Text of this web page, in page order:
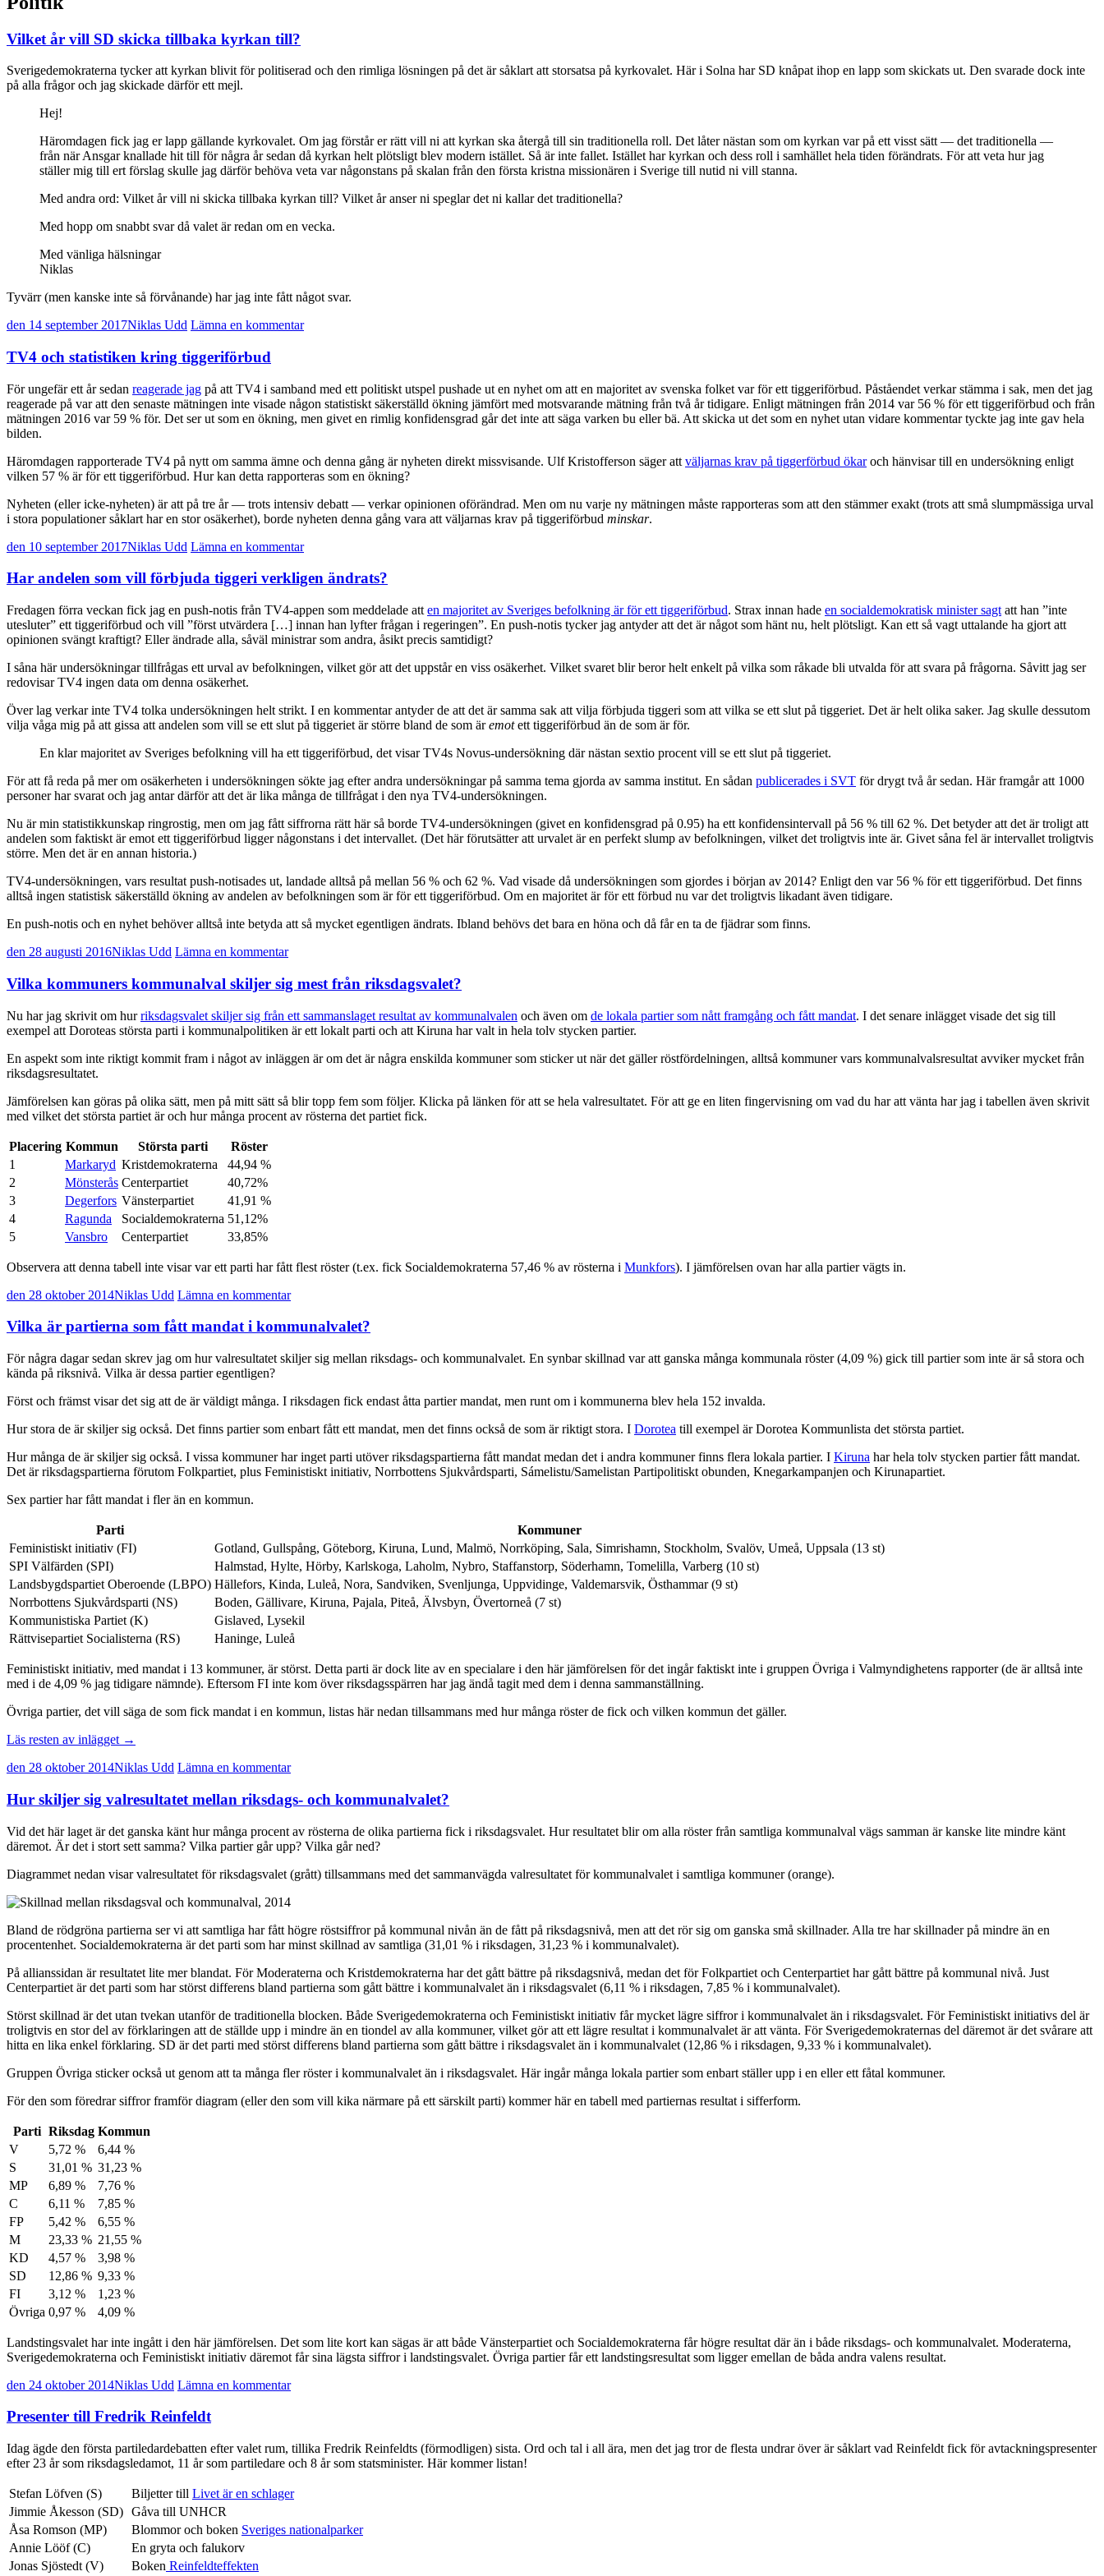
Vilket år vill SD skicka tillbaka kyrkan till?
Sverigedemokraterna tycker att kyrkan blivit för politiserad och den rimliga lösningen på det är såklart att storsatsa på kyrkovalet. Här i Solna har SD knåpat ihop en lapp som skickats ut. Den svarade dock inte
på alla frågor och jag skickade därför ett mejl.
Hej!
Häromdagen fick jag er lapp gällande kyrkovalet. Om jag förstår er rätt vill ni att kyrkan ska återgå till sin traditionella roll. Det låter nästan som om kyrkan var på ett visst sätt — det traditionella —
från när Ansgar knallade hit till för några år sedan då kyrkan helt plötsligt blev modern istället. Så är inte fallet. Istället har kyrkan och dess roll i samhället hela tiden förändrats. För att veta hur jag
ställer mig till ert förslag skulle jag därför behöva veta var någonstans på skalan från den första kristna missionären i Sverige till nutid ni vill stanna.
Med andra ord: Vilket år vill ni skicka tillbaka kyrkan till? Vilket år anser ni speglar det ni kallar det traditionella?
Med hopp om snabbt svar då valet är redan om en vecka.
Med vänliga hälsningar
Niklas
Tyvärr (men kanske inte så förvånande) har jag inte fått något svar.
den 14 september 2017Niklas Udd Lämna en kommentar
TV4 och statistiken kring tiggeriförbud
För ungefär ett år sedan reagerade jag på att TV4 i samband med ett politiskt utspel pushade ut en nyhet om att en majoritet av svenska folket var för ett tiggeriförbud. Påståendet verkar stämma i sak, men det jag
reagerade på var att den senaste mätningen inte visade någon statistiskt säkerställd ökning jämfört med motsvarande mätning från två år tidigare. Enligt mätningen från 2014 var 56 % för ett tiggeriförbud och från
mätningen 2016 var 59 % för. Det ser ut som en ökning, men givet en rimlig konfidensgrad går det inte att säga varken bu eller bä. Att skicka ut det som en nyhet utan vidare kommentar tyckte jag inte gav hela
bilden.
Häromdagen rapporterade TV4 på nytt om samma ämne och denna gång är nyheten direkt missvisande. Ulf Kristofferson säger att väljarnas krav på tiggerförbud ökaroch hänvisar till en undersökning enligt
vilken 57 % är för ett tiggeriförbud. Hur kan detta rapporteras som en ökning?
Nyheten (eller icke-nyheten) är att på tre år — trots intensiv debatt — verkar opinionen oförändrad. Men om nu varje ny mätningen måste rapporteras som att den stämmer exakt (trots att små slumpmässiga urval
i stora populationer såklart har en stor osäkerhet), borde nyheten denna gång vara att väljarnas krav på tiggeriförbud minskar.
den 10 september 2017Niklas Udd Lämna en kommentar
Har andelen som vill förbjuda tiggeri verkligen ändrats?
Fredagen förra veckan fick jag en push-notis från TV4-appen som meddelade att en majoritet av Sveriges befolkning är för ett tiggeriförbud. Strax innan hade en socialdemokratisk minister sagt att han ”inte
utesluter” ett tiggeriförbud och vill ”först utvärdera […] innan han lyfter frågan i regeringen”. En push-notis tycker jag antyder att det är något som hänt nu, helt plötsligt. Kan ett så vagt uttalande ha gjort att
opinionen svängt kraftigt? Eller ändrade alla, såväl ministrar som andra, åsikt precis samtidigt?
I såna här undersökningar tillfrågas ett urval av befolkningen, vilket gör att det uppstår en viss osäkerhet. Vilket svaret blir beror helt enkelt på vilka som råkade bli utvalda för att svara på frågorna. Såvitt jag ser
redovisar TV4 ingen data om denna osäkerhet.
Över lag verkar inte TV4 tolka undersökningen helt strikt. I en kommentar antyder de att det är samma sak att vilja förbjuda tiggeri som att vilka se ett slut på tiggeriet. Det är helt olika saker. Jag skulle dessutom
vilja våga mig på att gissa att andelen som vill se ett slut på tiggeriet är större bland de som äremotett tiggeriförbud än de som är för.
En klar majoritet av Sveriges befolkning vill ha ett tiggeriförbud, det visar TV4s Novus-undersökning där nästan sextio procent vill se ett slut på tiggeriet.
För att få reda på mer om osäkerheten i undersökningen sökte jag efter andra undersökningar på samma tema gjorda av samma institut. En sådan publicerades i SVT för drygt två år sedan. Här framgår att 1000
personer har svarat och jag antar därför att det är lika många de tillfrågat i den nya TV4-undersökningen.
Nu är min statistikkunskap ringrostig, men om jag fått siffrorna rätt här så borde TV4-undersökningen (givet en konfidensgrad på 0.95) ha ett konfidensintervall på 56 % till 62 %. Det betyder att det är troligt att
andelen som faktiskt är emot ett tiggeriförbud ligger någonstans i det intervallet. (Det här förutsätter att urvalet är en perfekt slump av befolkningen, vilket det troligtvis inte är. Givet såna fel är intervallet troligtvis
större. Men det är en annan historia.)
TV4-undersökningen, vars resultat push-notisades ut, landade alltså på mellan 56 % och 62 %. Vad visade då undersökningen som gjordes i början av 2014? Enligt den var 56 % för ett tiggeriförbud. Det finns
alltså ingen statistisk säkerställd ökning av andelen av befolkningen som är för ett tiggeriförbud. Om en majoritet är för ett förbud nu var det troligtvis likadant även tidigare.
En push-notis och en nyhet behöver alltså inte betyda att så mycket egentligen ändrats. Ibland behövs det bara en höna och då får en ta de fjädrar som finns.
den 28 augusti 2016Niklas Udd Lämna en kommentar
Vilka kommuners kommunalval skiljer sig mest från riksdagsvalet?
Nu har jag skrivit om hurriksdagsvalet skiljer sig från ett sammanslaget resultat av kommunalvalen och även om de lokala partier som nått framgång och fått mandat. I det senare inlägget visade det sig till
exempel att Doroteas största parti i kommunalpolitiken är ett lokalt parti och att Kiruna har valt in hela tolv stycken partier.
En aspekt som inte riktigt kommit fram i något av inläggen är om det är några enskilda kommuner som sticker ut när det gäller röstfördelningen, alltså kommuner vars kommunalvalsresultat avviker mycket från
riksdagsresultatet.
Jämförelsen kan göras på olika sätt, men på mitt sätt så blir topp fem som följer. Klicka på länken för att se hela valresultatet. För att ge en liten fingervisning om vad du har att vänta har jag i tabellen även skrivit
med vilket det största partiet är och hur många procent av rösterna det partiet fick.
Placering Kommun Största parti
Röster
1
Markaryd Kristdemokraterna
44,94 %
2
Mönsterås Centerpartiet
40,72%
3
Degerfors Vänsterpartiet
41,91 %
4
Ragunda Socialdemokraterna 51,12%
5
Vansbro Centerpartiet 33,85%
Observera att denna tabell inte visar var ett parti har fått flest röster (t.ex. fick Socialdemokraterna 57,46 % av rösterna i Munkfors). I jämförelsen ovan har alla partier vägts in.
den 28 oktober 2014Niklas Udd Lämna en kommentar
Vilka är partierna som fått mandat i kommunalvalet?
För några dagar sedan skrev jag om hur valresultatet skiljer sig mellan riksdags- och kommunalvalet. En synbar skillnad var att ganska många kommunala röster (4,09 %) gick till partier som inte är så stora och
kända på riksnivå. Vilka är dessa partier egentligen?
Först och främst visar det sig att de är väldigt många. I riksdagen fick endast åtta partier mandat, men runt om i kommunerna blev hela 152 invalda.
Hur stora de är skiljer sig också. Det finns partier som enbart fått ett mandat, men det finns också de som är riktigt stora. I Dorotea till exempel är Dorotea Kommunlista det största partiet.
Hur många de är skiljer sig också. I vissa kommuner har inget parti utöver riksdagspartierna fått mandat medan det i andra kommuner finns flera lokala partier. I Kiruna har hela tolv stycken partier fått mandat.
Det är riksdagspartierna förutom Folkpartiet, plus Feministiskt initiativ, Norrbottens Sjukvårdsparti, Sámelistu/Samelistan Partipolitiskt obunden, Knegarkampanjen och Kirunapartiet.
Sex partier har fått mandat i fler än en kommun.
Parti
Kommuner
Feministiskt initiativ (FI)
Gotland, Gullspång, Göteborg, Kiruna, Lund, Malmö, Norrköping, Sala, Simrishamn, Stockholm, Svalöv, Umeå, Uppsala (13 st)
SPI Välfärden (SPI)
Halmstad, Hylte, Hörby, Karlskoga, Laholm, Nybro, Staffanstorp, Söderhamn, Tomelilla, Varberg (10 st)
Landsbygdspartiet Oberoende (LBPO) Hällefors, Kinda, Luleå, Nora, Sandviken, Svenljunga, Uppvidinge, Valdemarsvik, Östhammar (9 st)
Norrbottens Sjukvårdsparti (NS)
Boden, Gällivare, Kiruna, Pajala, Piteå, Älvsbyn, Övertorneå (7 st)
Kommunistiska Partiet (K)
Gislaved, Lysekil
Rättvisepartiet Socialisterna (RS)
Haninge, Luleå
Feministiskt initiativ, med mandat i 13 kommuner, är störst. Detta parti är dock lite av en specialare i den här jämförelsen för det ingår faktiskt inte i gruppen Övriga i Valmyndighetens rapporter (de är alltså inte
med i de 4,09 % jag tidigare nämnde). Eftersom FI inte kom över riksdagsspärren har jag ändå tagit med dem i denna sammanställning.
Övriga partier, det vill säga de som fick mandat i en kommun, listas här nedan tillsammans med hur många röster de fick och vilken kommun det gäller.
Läs resten av inlägget →
den 28 oktober 2014Niklas Udd Lämna en kommentar
Hur skiljer sig valresultatet mellan riksdags- och kommunalvalet?
Vid det här laget är det ganska känt hur många procent av rösterna de olika partierna fick i riksdagsvalet. Hur resultatet blir om alla röster från samtliga kommunalval vägs samman är kanske lite mindre känt
däremot. Är det i stort sett samma? Vilka partier går upp? Vilka går ned?
Diagrammet nedan visar valresultatet för riksdagsvalet (grått) tillsammans med det sammanvägda valresultatet för kommunalvalet i samtliga kommuner (orange).
Bland de rödgröna partierna ser vi att samtliga har fått högre röstsiffror på kommunal nivån än de fått på riksdagsnivå, men att det rör sig om ganska små skillnader. Alla tre har skillnader på mindre än en
procentenhet. Socialdemokraterna är det parti som har minst skillnad av samtliga (31,01 % i riksdagen, 31,23 % i kommunalvalet).
På allianssidan är resultatet lite mer blandat. För Moderaterna och Kristdemokraterna har det gått bättre på riksdagsnivå, medan det för Folkpartiet och Centerpartiet har gått bättre på kommunal nivå. Just
Centerpartiet är det parti som har störst differens bland partierna som gått bättre i kommunalvalet än i riksdagsvalet (6,11 % i riksdagen, 7,85 % i kommunalvalet).
Störst skillnad är det utan tvekan utanför de traditionella blocken. Både Sverigedemokraterna och Feministiskt initiativ får mycket lägre siffror i kommunalvalet än i riksdagsvalet. För Feministiskt initiativs del är
troligtvis en stor del av förklaringen att de ställde upp i mindre än en tiondel av alla kommuner, vilket gör att ett lägre resultat i kommunalvalet är att vänta. För Sverigedemokraternas del däremot är det svårare att
hitta en lika enkel förklaring. SD är det parti med störst differens bland partierna som gått bättre i riksdagsvalet än i kommunalvalet (12,86 % i riksdagen, 9,33 % i kommunalvalet).
Gruppen Övriga sticker också ut genom att ta många fler röster i kommunalvalet än i riksdagsvalet. Här ingår många lokala partier som enbart ställer upp i en eller ett fåtal kommuner.
För den som föredrar siffror framför diagram (eller den som vill kika närmare på ett särskilt parti) kommer här en tabell med partiernas resultat i sifferform.
Parti Riksdag Kommun
V
5,72 %
6,44 %
S
31,01 % 31,23 %
MP
6,89 %
7,76 %
C
6,11 %
7,85 %
FP
5,42 %
6,55 %
M
23,33 % 21,55 %
KD
4,57 %
3,98 %
SD
12,86 % 9,33 %
FI
3,12 %
1,23 %
Övriga 0,97 % 4,09 %
Landstingsvalet har inte ingått i den här jämförelsen. Det som lite kort kan sägas är att både Vänsterpartiet och Socialdemokraterna får högre resultat där än i både riksdags- och kommunalvalet. Moderaterna,
Sverigedemokraterna och Feministiskt initiativ däremot får sina lägsta siffror i landstingsvalet. Övriga partier får ett landstingsresultat som ligger emellan de båda andra valens resultat.
den 24 oktober 2014Niklas Udd Lämna en kommentar
Presenter till Fredrik Reinfeldt
Idag ägde den första partiledardebatten efter valet rum, tillika Fredrik Reinfeldts (förmodligen) sista. Ord och tal i all ära, men det jag tror de flesta undrar över är såklart vad Reinfeldt fick för avtackningspresenter
efter 23 år som riksdagsledamot, 11 år som partiledare och 8 år som statsminister. Här kommer listan!
Stefan Löfven (S) Biljetter till Livet är en schlager
Jimmie Åkesson (SD) Gåva till UNHCR
Åsa Romson (MP)
Blommor och boken Sveriges nationalparker
Annie Lööf (C)
En gryta och falukorv
Jonas Sjöstedt (V)
Boken Reinfeldteffekten